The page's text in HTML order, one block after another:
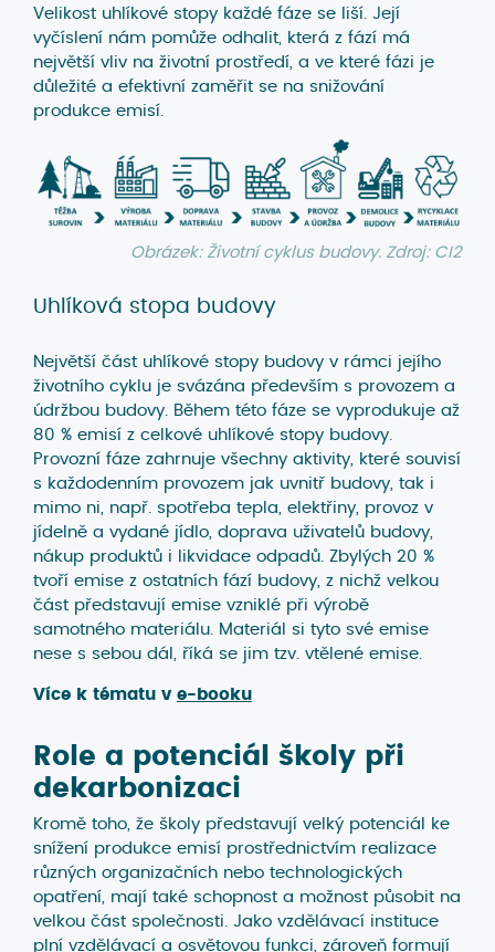
Velikost uhlíkové stopy každé fáze se liší. Její
vyčíslení nám pomůže odhalit, která z fází má
největší vliv na životní prostředí, a ve které fázi je
důležité a efektivní zaměřit se na snižování
produkce emisí.
Obrázek: Životní cyklus budovy. Zdroj: CI2
Uhlíková stopa budovy
Největší část uhlíkové stopy budovy v rámci jejího
životního cyklu je svázána především s provozem a
údržbou budovy. Během této fáze se vyprodukuje až
80 % emisí z celkové uhlíkové stopy budovy.
Provozní fáze zahrnuje všechny aktivity, které souvisí
s každodenním provozem jak uvnitř budovy, tak i
mimo ni, např. spotřeba tepla, elektřiny, provoz v
jídelně a vydané jídlo, doprava uživatelů budovy,
nákup produktů i likvidace odpadů. Zbylých 20 %
tvoří emise z ostatních fází budovy, z nichž velkou
část představují emise vzniklé při výrobě
samotného materiálu. Materiál si tyto své emise
nese s sebou dál, říká se jim tzv. vtělené emise.
Více k tématu v e-booku
Role a potenciál školy při
dekarbonizaci
Kromě toho, že školy představují velký potenciál ke
snížení produkce emisí prostřednictvím realizace
různých organizačních nebo technologických
opatření, mají také schopnost a možnost působit na
velkou část společnosti. Jako vzdělávací instituce
plní vzdělávací a osvětovou funkci, zároveň formují